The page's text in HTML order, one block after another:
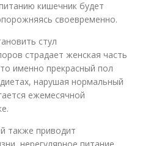
кишечник будет
своевременно.
стул
страдает женская часть
именно прекрасный пол
нарушая нормальный
ежемесячной
также приводит